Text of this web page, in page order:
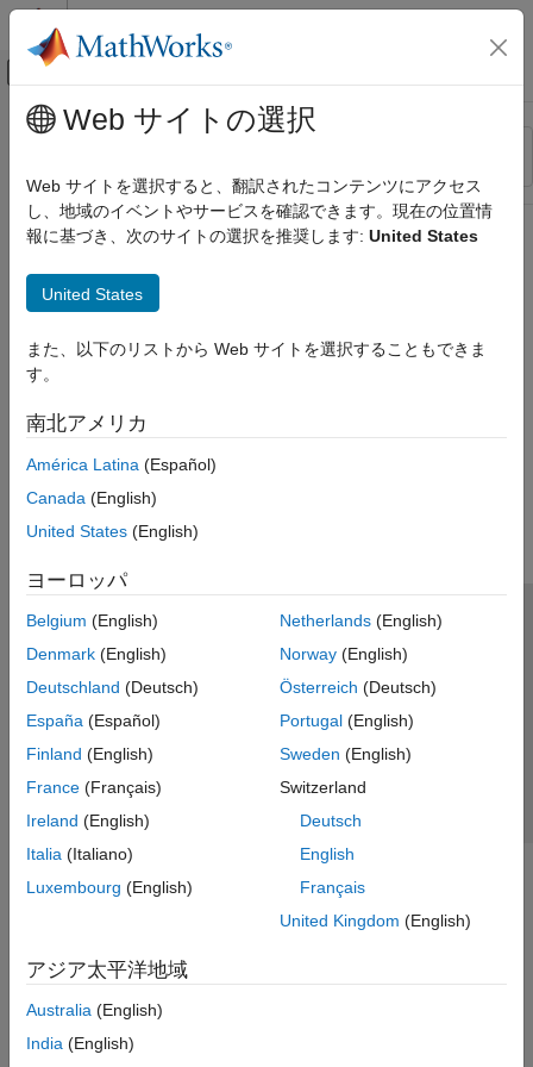
コンテンツへスキップ
オフキャンバス ナビゲーション メ
リソース
ステータス
メインコンテンツ
Web サイトの選択
Web サイトを選択すると、翻訳されたコンテンツにアクセス
し、地域のイベントやサービスを確認できます。現在の位置情
報に基づき、次のサイトの選択を推奨します: United States
United States
また、以下のリストから Web サイトを選択することもできま
す。
南北アメリカ
América Latina (Español)
Canada (English)
United States (English)
ヨーロッパ
Belgium (English)
Denmark (English)
Deutschland (Deutsch)
España (Español)
Finland (English)
France (Français)
Ireland (English)
Italia (Italiano)
Luxembourg (English)
Netherlands(English)
Norway(English)
Österreich (Deutsch)
Portugal(English)
Sweden (English)
Switzerland
Deutsch
English
Français
United Kingdom (English)
アジア太平洋地域
Australia (English)
India (English)
トラストセンター
プライバシー ポリシー
違法コピー防止
アプリケーション ステータス
© 1994-2026 The MathWorks, Inc.